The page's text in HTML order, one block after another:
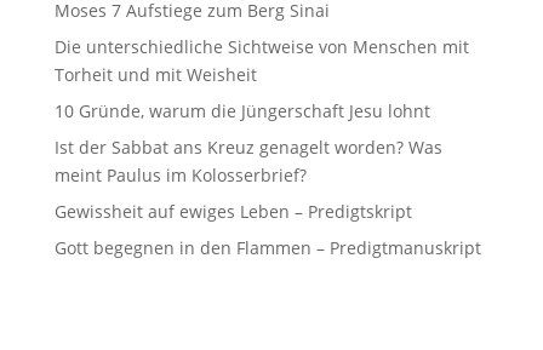
Moses 7 Aufstiege zum Berg Sinai
Die unterschiedliche Sichtweise von Menschen mit
Torheit und mit Weisheit
10 Gründe, warum die Jüngerschaft Jesu lohnt
Ist der Sabbat ans Kreuz genagelt worden? Was
meint Paulus im Kolosserbrief?
Gewissheit auf ewiges Leben – Predigtskript
Gott begegnen in den Flammen – Predigtmanuskript